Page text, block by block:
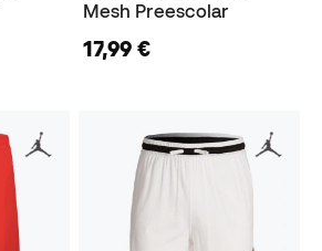
Mesh Preescolar
17,99 €